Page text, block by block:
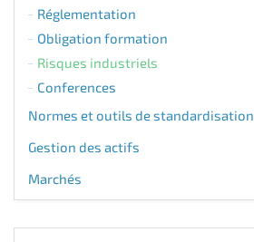
Réglementation
Obligation formation
Risques industriels
Conferences
Normes et outils de standardisation
Gestion des actifs
Marchés